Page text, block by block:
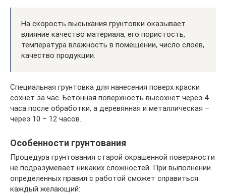
На скорость высыхания грунтовки оказывает
влияние качество материала, его пористость,
температура влажность в помещении, число слоев,
качество продукции.
Специальная грунтовка для нанесения поверх краски
сохнет за час. Бетонная поверхность высохнет через 4
часа после обработки, а деревянная и металлическая –
через 10 – 12 часов.
Особенности грунтования
Процедура грунтования старой окрашенной поверхности
не подразумевает никаких сложностей. При выполнении
определенных правил с работой сможет справиться
каждый желающий: